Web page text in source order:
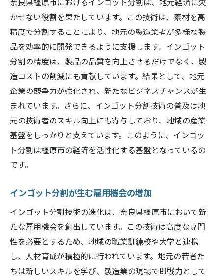
かせない役割を果たしています。この技術は、素材を高
精度で分割することにより、地元の製造業者が多様な製
品を効率的に開発できるように支援します。インゴット
分割の精度は、製品の品質を向上させるだけでなく、製
造コストの削減にも貢献しています。結果として、地元
企業の競争力が強化され、新たなビジネスチャンスが生
まれています。さらに、インゴット分割技術の普及は地
元の技術者のスキル向上にも寄与しており、地域の産業
基盤をしっかりと支えています。このように、インゴッ
ト分割は橿原市の経済を活性化する基盤となっているの
です。
インゴット分割が生む雇用機会の増加
インゴット分割技術の進化は、奈良県橿原市において新
たな雇用機会を創出しています。この技術は高度な専門
性を必要とするため、地域の職業訓練校や大学と連携
し、人材育成が積極的に行われています。地元の若者た
ちは新しいスキルを学び、製造業の現場で即戦力として